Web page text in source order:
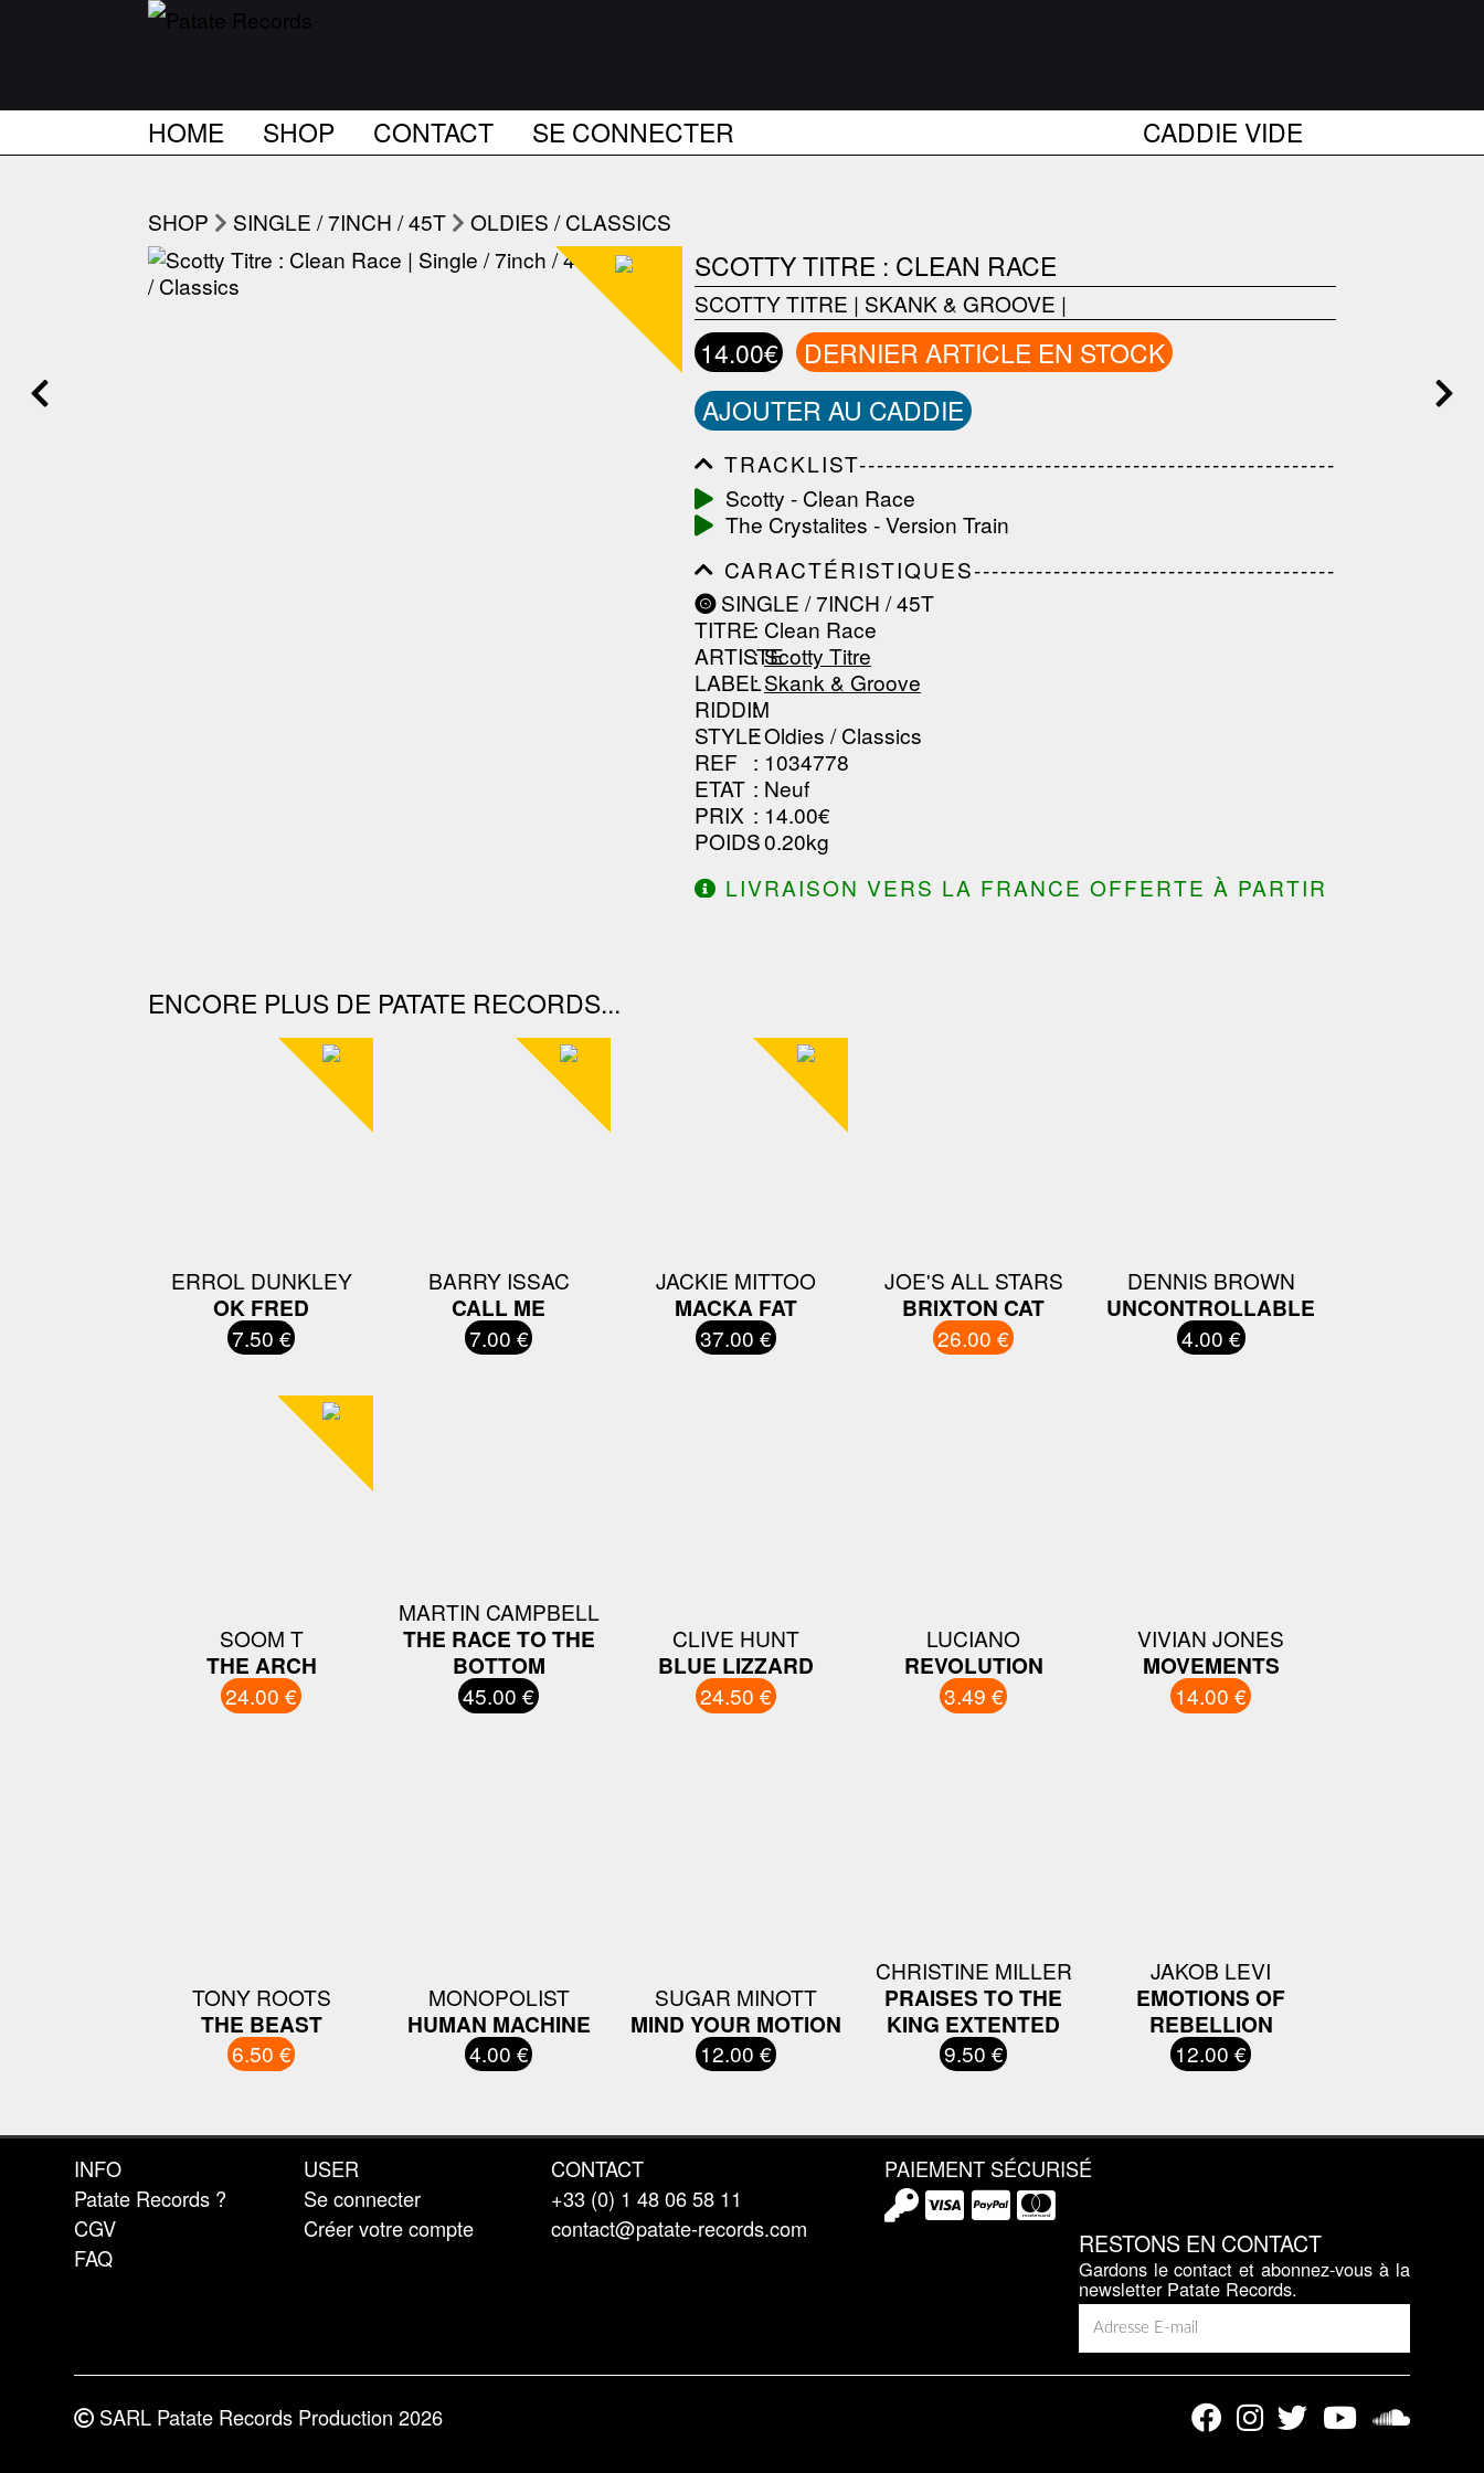
HOME SHOP CONTACT SE CONNECTER CADDIE VIDE
SHOP SINGLE / 7INCH / 45T OLDIES / CLASSICS
SCOTTY TITRE : CLEAN RACE
SCOTTY TITRE | SKANK & GROOVE |
14.00€
DERNIER ARTICLE EN STOCK
AJOUTER AU CADDIE
TRACKLIST------------------------------------------------------
---------------------------------------------------------------------
---------------------------------------------------------------------
-----------------
Scotty - Clean Race
The Crystalites - Version Train
CARACTÉRISTIQUES-----------------------------------------
---------------------------------------------------------------------
---------------------------------------------------------------------
------------------------------
SINGLE / 7INCH / 45T
TITRE: Clean Race
ARTISTE
:Scotty Titre
LABEL
:Skank & Groove
RIDDIM
:
STYLE: Oldies / Classics
REF : 1034778
ETAT : Neuf
PRIX : 14.00€
POIDS: 0.20kg
LIVRAISON VERS LA FRANCE OFFERTE À PARTIR
ENCORE PLUS DE PATATE RECORDS...
ERROL DUNKLEY
OK FRED
7.50 €
BARRY ISSAC
CALL ME
7.00 €
JACKIE MITTOO
MACKA FAT
37.00 €
JOE'S ALL STARS
BRIXTON CAT
26.00 €
DENNIS BROWN
UNCONTROLLABLE
4.00 €
SOOM T
THE ARCH
24.00 €
MARTIN CAMPBELL
THE RACE TO THE
BOTTOM
45.00 €
CLIVE HUNT
BLUE LIZZARD
24.50 €
LUCIANO
REVOLUTION
3.49 €
VIVIAN JONES
MOVEMENTS
14.00 €
TONY ROOTS
THE BEAST
6.50 €
MONOPOLIST
HUMAN MACHINE
4.00 €
SUGAR MINOTT
MIND YOUR MOTION
12.00 €
CHRISTINE MILLER
PRAISES TO THE
KING EXTENTED
9.50 €
JAKOB LEVI
EMOTIONS OF
REBELLION
12.00 €
INFO
Patate Records ?
CGV
FAQ
USER
Se connecter
Créer votre compte
CONTACT
+33 (0) 1 48 06 58 11
contact@patate-records.com
PAIEMENT SÉCURISÉ
RESTONS EN CONTACT
Gardons le contact et abonnez-vous à la
newsletter Patate Records.
SARL Patate Records Production 2026